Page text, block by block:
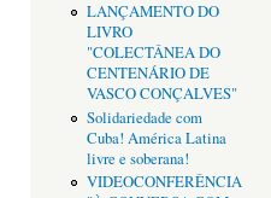
LANÇAMENTO DO
LIVRO
"COLECTÂNEA DO
CENTENÁRIO DE
VASCO CONÇALVES"
Solidariedade com
Cuba! América Latina
livre e soberana!
VIDEOCONFERÊNCIA